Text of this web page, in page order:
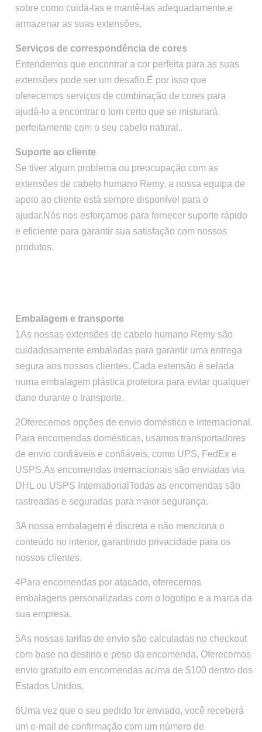
sobre como cuidá-las e mantê-las adequadamente.e
armazenar as suas extensões.
Serviços de correspondência de cores
Entendemos que encontrar a cor perfeita para as suas
extensões pode ser um desafio.É por isso que
oferecemos serviços de combinação de cores para
ajudá-lo a encontrar o tom certo que se misturará
perfeitamente com o seu cabelo natural..
Suporte ao cliente
Se tiver algum problema ou preocupação com as
extensões de cabelo humano Remy, a nossa equipa de
apoio ao cliente está sempre disponível para o
ajudar.Nós nos esforçamos para fornecer suporte rápido
e eficiente para garantir sua satisfação com nossos
produtos.
Embalagem e transporte
1As nossas extensões de cabelo humano Remy são
cuidadosamente embaladas para garantir uma entrega
segura aos nossos clientes. Cada extensão é selada
numa embalagem plástica protetora para evitar qualquer
dano durante o transporte.
2Oferecemos opções de envio doméstico e internacional.
Para encomendas domésticas, usamos transportadores
de envio confiáveis e confiáveis, como UPS, FedEx e
USPS.As encomendas internacionais são enviadas via
DHL ou USPS InternationalTodas as encomendas são
rastreadas e seguradas para maior segurança.
3A nossa embalagem é discreta e não menciona o
conteúdo no interior, garantindo privacidade para os
nossos clientes.
4Para encomendas por atacado, oferecemos
embalagens personalizadas com o logotipo e a marca da
sua empresa.
5As nossas tarifas de envio são calculadas no checkout
com base no destino e peso da encomenda. Oferecemos
envio gratuito em encomendas acima de $100 dentro dos
Estados Unidos.
6Uma vez que o seu pedido for enviado, você receberá
um e-mail de confirmação com um número de